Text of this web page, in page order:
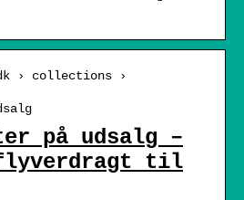
› collections ›
på udsalg –
til